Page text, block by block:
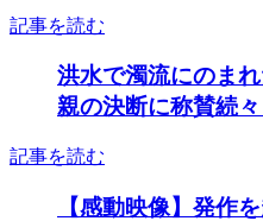
記事を読む
洪水で濁流にのま
親の決断に称賛続
記事を読む
【感動映像】発作